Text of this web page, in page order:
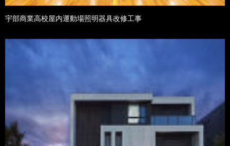
宇部商業高校屋内運動場照明器具改修工事